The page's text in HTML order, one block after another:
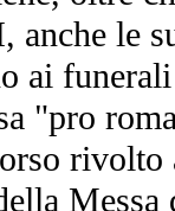
anche le
ai
"pro